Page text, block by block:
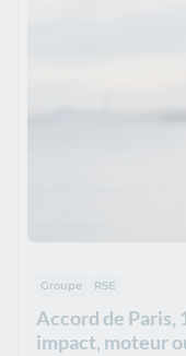
Groupe RSE
Accord de Paris,
impact, moteur